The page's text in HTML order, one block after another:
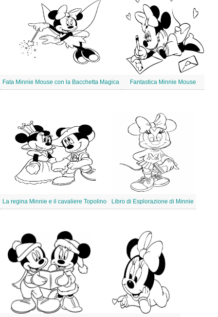
Fata Minnie Mouse con la Bacchetta Magica Fantastica Minnie Mouse
La regina Minnie e il cavaliere Topolino Libro di Esplorazione di Minnie